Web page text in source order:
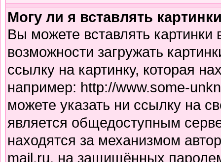
Могу ли я вставлять
Вы можете вставлять
возможности загружать
ссылку на картинку, которая
например: http://www.some-
можете указать ни ссылку на
является общедоступным
находятся за механизмом
mail.ru, на защищённых